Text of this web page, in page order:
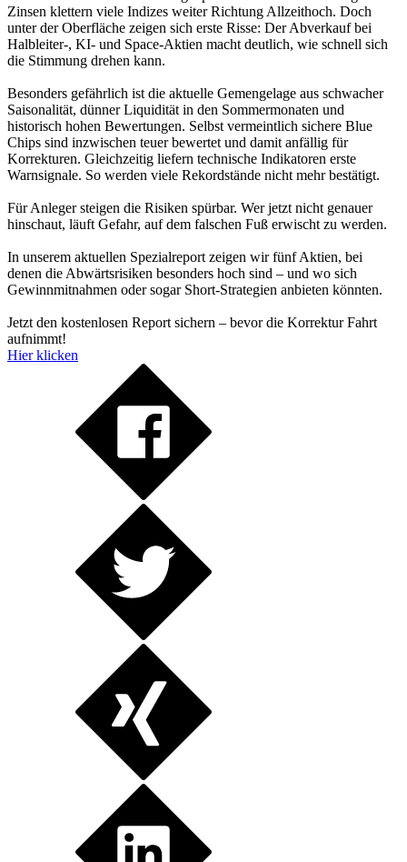
Zinsen klettern viele Indizes weiter Richtung Allzeithoch. Doch
unter der Oberfläche zeigen sich erste Risse: Der Abverkauf bei
Halbleiter-, KI- und Space-Aktien macht deutlich, wie schnell sich
die Stimmung drehen kann.
Besonders gefährlich ist die aktuelle Gemengelage aus schwacher
Saisonalität, dünner Liquidität in den Sommermonaten und
historisch hohen Bewertungen. Selbst vermeintlich sichere Blue
Chips sind inzwischen teuer bewertet und damit anfällig für
Korrekturen. Gleichzeitig liefern technische Indikatoren erste
Warnsignale. So werden viele Rekordstände nicht mehr bestätigt.
Für Anleger steigen die Risiken spürbar. Wer jetzt nicht genauer
hinschaut, läuft Gefahr, auf dem falschen Fuß erwischt zu werden.
In unserem aktuellen Spezialreport zeigen wir fünf Aktien, bei
denen die Abwärtsrisiken besonders hoch sind – und wo sich
Gewinnmitnahmen oder sogar Short-Strategien anbieten könnten.
Jetzt den kostenlosen Report sichern – bevor die Korrektur Fahrt
aufnimmt!
Hier klicken